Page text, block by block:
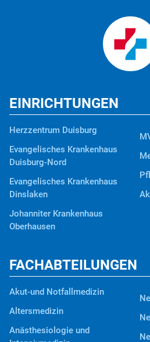
EINRICHTUNGEN
Herzzentrum Duisburg
Evangelisches Krankenhaus
Duisburg-Nord
Evangelisches Krankenhaus
Dinslaken
Johanniter Krankenhaus
Oberhausen
FACHABTEILUNGEN
Akut-und Notfallmedizin
Altersmedizin
Anästhesiologie und